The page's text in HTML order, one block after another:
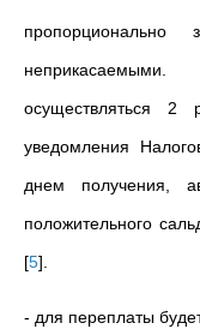
пропорционально
осуществляться
уведомления
днем получения,
положительного
[5]
- для переплаты